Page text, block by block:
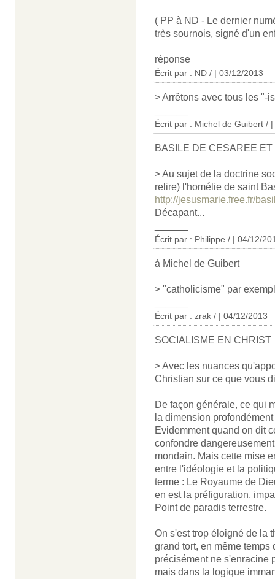
( PP à ND - Le dernier
très sournois, signé d'un
réponse
Écrit par : ND / | 03/12/2013
> Arrêtons avec tous les "-
Écrit par : Michel de Guibert /
BASILE DE CESAREE
> Au sujet de la doctrine
relire) l'homélie de saint
http://jesusmarie.free.fr/
Décapant...
Écrit par : Philippe / | 04/12/
à Michel de Guibert
> "catholicisme" par
Écrit par : zrak / | 04/12/2013
SOCIALISME EN CHRIST
> Avec les nuances
Christian sur ce que vous
De façon générale, ce qui
la dimension
Evidemment quand on dit
confondre
mondain. Mais cette mise
entre l'idéologie et la
terme : Le Royaume de
en est la préfiguration,
Point de paradis terrestre.
On s'est trop éloigné de la
grand tort, en même
précisément ne s'enracine
mais dans la logique